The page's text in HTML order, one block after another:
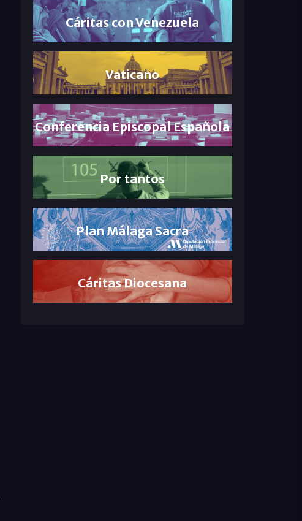
Cáritas con Venezuela
Vaticano
Conferencia Episcopal Española
Por tantos
Plan Málaga Sacra
Cáritas Diocesana